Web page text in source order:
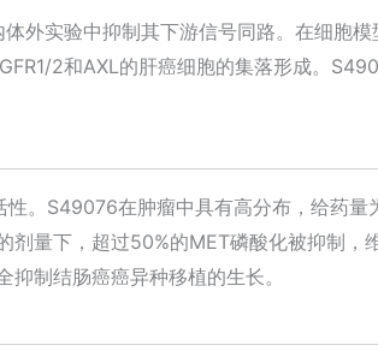
外实验中抑制其下游信号同路。在细胞
2和AXL的肝癌细胞的集落形成。
。S49076在肿瘤中具有高分布，给药
量下，超过50%的MET磷酸化被抑制，
制结肠癌癌异种移植的生长。